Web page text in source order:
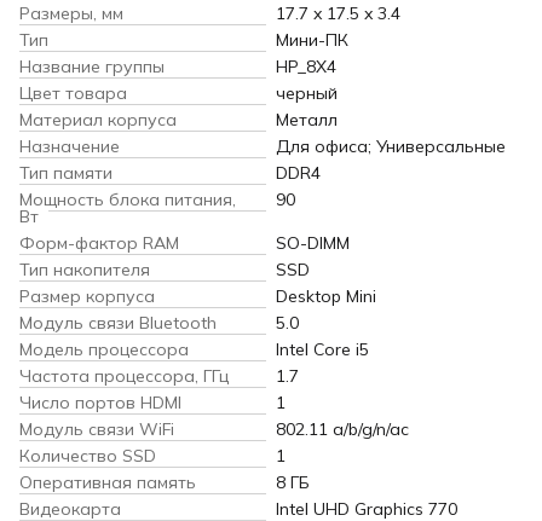
Размеры, мм
17.7 x 17.5 x 3.4
Тип
Мини-ПК
Название группы
HP_8X4
Цвет товара
черный
Материал корпуса
Металл
Назначение
Для офиса; Универсальные
Тип памяти
DDR4
Мощность блока питания,
Вт
90
Форм-фактор RAM
SO-DIMM
Тип накопителя
SSD
Размер корпуса
Desktop Mini
Модуль связи Bluetooth
5.0
Модель процессора
Intel Core i5
Частота процессора, ГГц
1.7
Число портов HDMI
1
Модуль связи WiFi
802.11 a/b/g/n/ac
Количество SSD
1
Оперативная память
8 ГБ
Видеокарта
Intel UHD Graphics 770